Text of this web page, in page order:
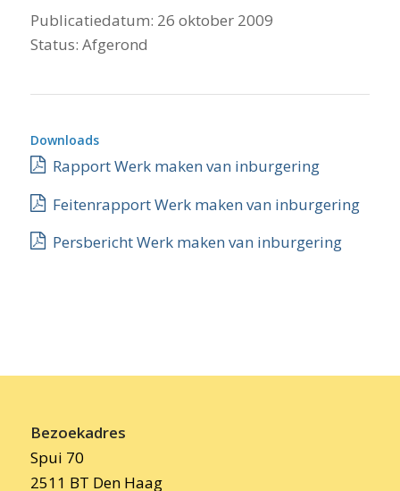
Publicatiedatum: 26 oktober 2009
Status: Afgerond
Downloads
Rapport Werk maken van inburgering
Feitenrapport Werk maken van inburgering
Persbericht Werk maken van inburgering
Bezoekadres
Spui 70
2511 BT Den Haag